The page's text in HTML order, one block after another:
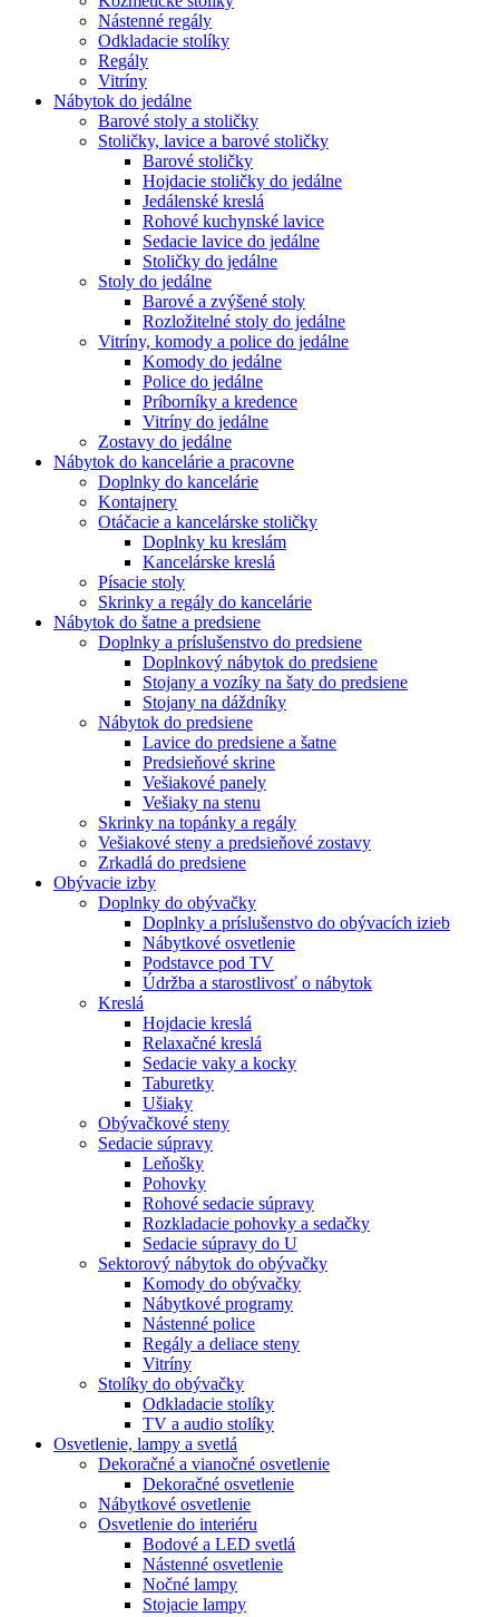
Nástenné regály
Odkladacie stolíky
Regály
Vitríny
Nábytok do jedálne
Barové stoly a stoličky
Stoličky, lavice a barové stoličky
Barové stoličky
Hojdacie stoličky do jedálne
Jedálenské kreslá
Rohové kuchynské lavice
Sedacie lavice do jedálne
Stoličky do jedálne
Stoly do jedálne
Barové a zvýšené stoly
Rozložitelné stoly do jedálne
Vitríny, komody a police do jedálne
Komody do jedálne
Police do jedálne
Príborníky a kredence
Vitríny do jedálne
Zostavy do jedálne
Nábytok do kancelárie a pracovne
Doplnky do kancelárie
Kontajnery
Otáčacie a kancelárske stoličky
Doplnky ku kreslám
Kancelárske kreslá
Písacie stoly
Skrinky a regály do kancelárie
Nábytok do šatne a predsiene
Doplnky a príslušenstvo do predsiene
Doplnkový nábytok do predsiene
Stojany a vozíky na šaty do predsiene
Stojany na dáždníky
Nábytok do predsiene
Lavice do predsiene a šatne
Predsieňové skrine
Vešiakové panely
Vešiaky na stenu
Skrinky na topánky a regály
Vešiakové steny a predsieňové zostavy
Zrkadlá do predsiene
Obývacie izby
Doplnky do obývačky
Doplnky a príslušenstvo do obývacích izieb
Nábytkové osvetlenie
Podstavce pod TV
Údržba a starostlivosť o nábytok
Kreslá
Hojdacie kreslá
Relaxačné kreslá
Sedacie vaky a kocky
Taburetky
Ušiaky
Obývačkové steny
Sedacie súpravy
Leňošky
Pohovky
Rohové sedacie súpravy
Rozkladacie pohovky a sedačky
Sedacie súpravy do U
Sektorový nábytok do obývačky
Komody do obývačky
Nábytkové programy
Nástenné police
Regály a deliace steny
Vitríny
Stolíky do obývačky
Odkladacie stolíky
TV a audio stolíky
Osvetlenie, lampy a svetlá
Dekoračné a vianočné osvetlenie
Dekoračné osvetlenie
Nábytkové osvetlenie
Osvetlenie do interiéru
Bodové a LED svetlá
Nástenné osvetlenie
Nočné lampy
Stojacie lampy